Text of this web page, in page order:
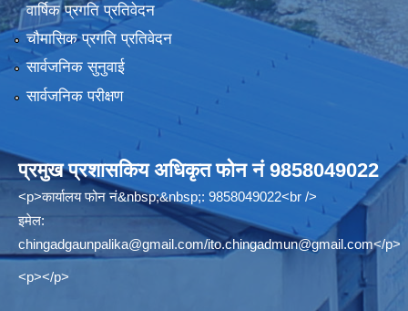
वार्षिक प्रगति प्रतिवेदन
चौमासिक प्रगति प्रतिवेदन
सार्वजनिक सुनुवाई
सार्वजनिक परीक्षण
प्रमुख प्रशासकिय अधिकृत फोन नं 9858049022
<p>कार्यालय फोन नं&nbsp;&nbsp;: 9858049022<br />
इमेल:
chingadgaunpalika@gmail.com/ito.chingadmun@gmail.com</p>
<p></p>